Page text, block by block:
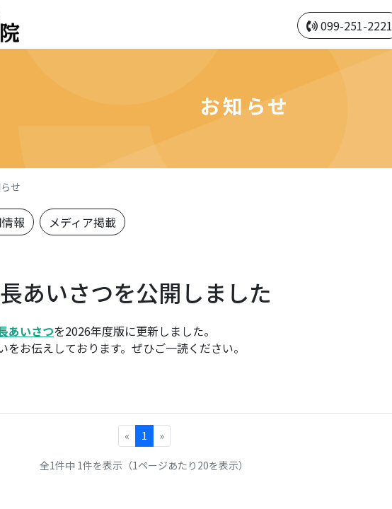
099-251-2221
お知らせ
せ
報 メディア掲載
あいさつを公開しました
あいさつを2026年度版に更新しました。
お伝えしております。ぜひご一読ください。
« 1 »
全1件中 1件を表示（1ページあたり20を表示）